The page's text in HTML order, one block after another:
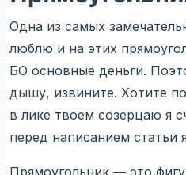
Одна из самых
люблю и на этих
БО основные деньги.
дышу, извините. Хотите
в лике твоем созерцаю я
перед написанием статьи
Прямоугольник — это